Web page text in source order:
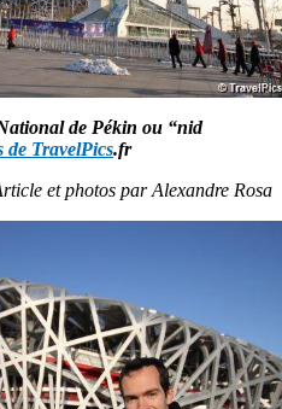
de Pékin ou “nid
de TravelPics.fr
et photos par Alexandre Rosa